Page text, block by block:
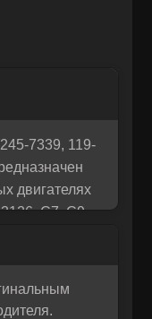
решение. Если
разобраться и
вас!
7339, 119-
двигателях
C7, C9.